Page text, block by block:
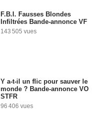
F.B.I. Fausses Blondes
Infiltrées Bande-annonce VF
143 505 vues
Y a-t-il un flic pour sauver le
monde ? Bande-annonce VO
STFR
96 406 vues